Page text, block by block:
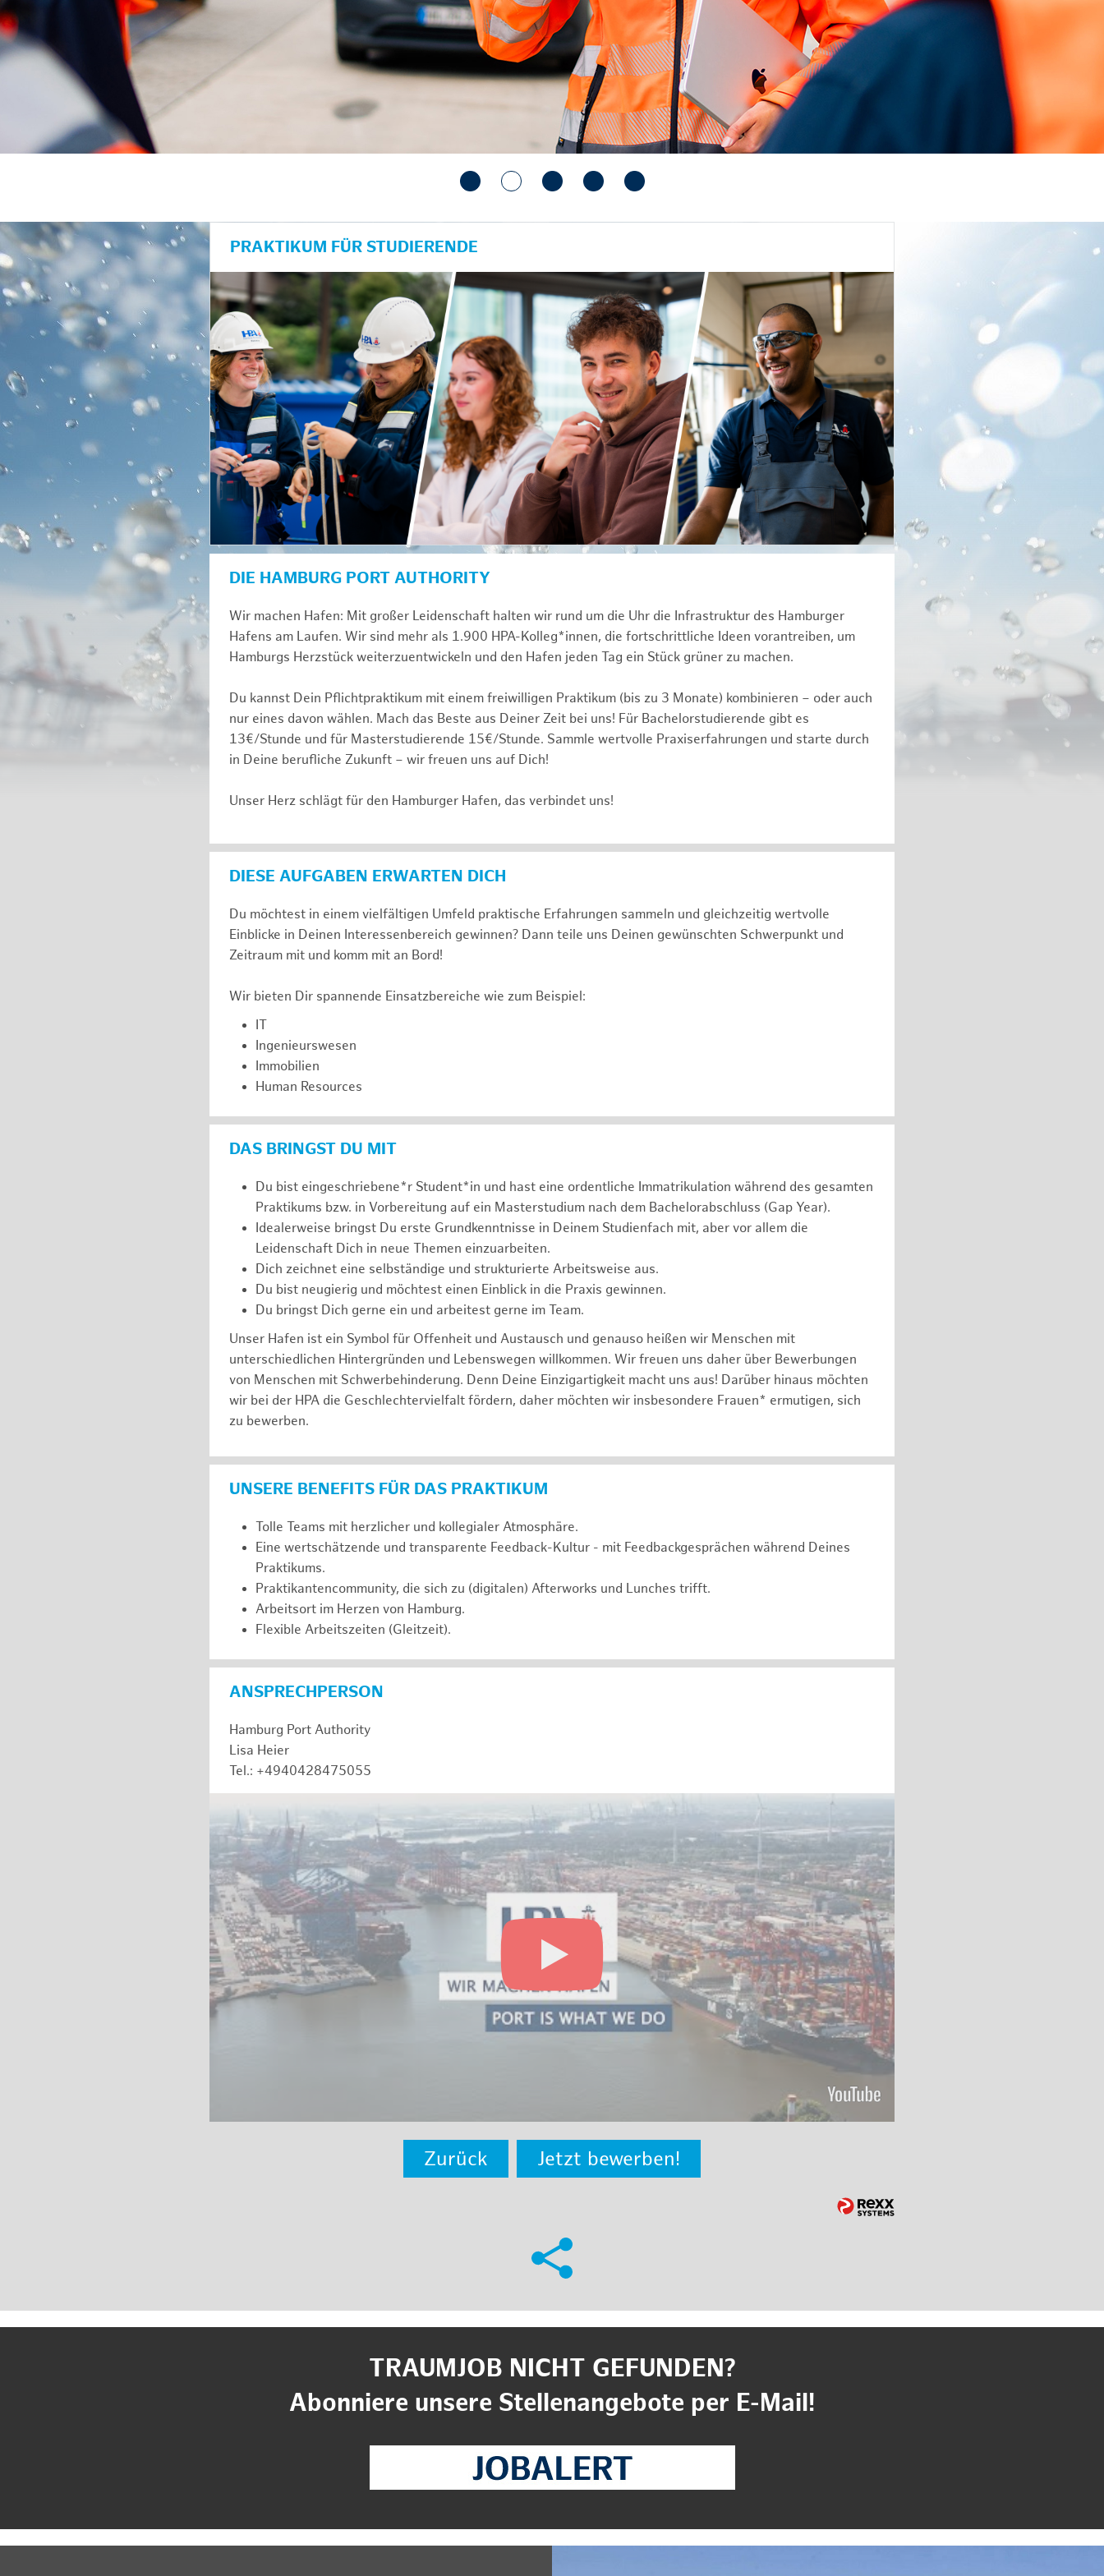
anzeigen/schließen
PRAKTIKUM FÜR STUDIERENDE
DIE HAMBURG PORT AUTHORITY
Wir machen Hafen: Mit großer Leidenschaft halten wir rund um die Uhr die Infrastruktur des Hamburger
Hafens am Laufen. Wir sind mehr als 1.900 HPA-Kolleg*innen, die fortschrittliche Ideen vorantreiben, um
Hamburgs Herzstück weiterzuentwickeln und den Hafen jeden Tag ein Stück grüner zu machen.
Du kannst Dein Pflichtpraktikum mit einem freiwilligen Praktikum (bis zu 3 Monate) kombinieren – oder auch
nur eines davon wählen. Mach das Beste aus Deiner Zeit bei uns! Für Bachelorstudierende gibt es
13€/Stunde und für Masterstudierende 15€/Stunde. Sammle wertvolle Praxiserfahrungen und starte durch
in Deine berufliche Zukunft – wir freuen uns auf Dich!
Unser Herz schlägt für den Hamburger Hafen, das verbindet uns!
DIESE AUFGABEN ERWARTEN DICH
Du möchtest in einem vielfältigen Umfeld praktische Erfahrungen sammeln und gleichzeitig wertvolle
Einblicke in Deinen Interessenbereich gewinnen? Dann teile uns Deinen gewünschten Schwerpunkt und
Zeitraum mit und komm mit an Bord!
Wir bieten Dir spannende Einsatzbereiche wie zum Beispiel:
IT
Ingenieurswesen
Immobilien
Human Resources
DAS BRINGST DU MIT
Du bist eingeschriebene*r Student*in und hast eine ordentliche Immatrikulation während des gesamten
Praktikums bzw. in Vorbereitung auf ein Masterstudium nach dem Bachelorabschluss (Gap Year).
Idealerweise bringst Du erste Grundkenntnisse in Deinem Studienfach mit, aber vor allem die
Leidenschaft Dich in neue Themen einzuarbeiten.
Dich zeichnet eine selbständige und strukturierte Arbeitsweise aus.
Du bist neugierig und möchtest einen Einblick in die Praxis gewinnen.
Du bringst Dich gerne ein und arbeitest gerne im Team.
Unser Hafen ist ein Symbol für Offenheit und Austausch und genauso heißen wir Menschen mit
unterschiedlichen Hintergründen und Lebenswegen willkommen. Wir freuen uns daher über Bewerbungen
von Menschen mit Schwerbehinderung. Denn Deine Einzigartigkeit macht uns aus! Darüber hinaus möchten
wir bei der HPA die Geschlechtervielfalt fördern, daher möchten wir insbesondere Frauen* ermutigen, sich
zu bewerben.
UNSERE BENEFITS FÜR DAS PRAKTIKUM
Tolle Teams mit herzlicher und kollegialer Atmosphäre.
Eine wertschätzende und transparente Feedback-Kultur - mit Feedbackgesprächen während Deines
Praktikums.
Praktikantencommunity, die sich zu (digitalen) Afterworks und Lunches trifft.
Arbeitsort im Herzen von Hamburg.
Flexible Arbeitszeiten (Gleitzeit).
ANSPRECHPERSON
Hamburg Port Authority
Lisa Heier
Tel.: +4940428475055
Zurück Jetzt bewerben!
TRAUMJOB NICHT GEFUNDEN?
Abonniere unsere Stellenangebote per E-Mail!